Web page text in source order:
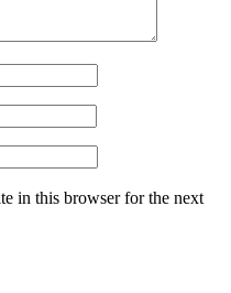
in this browser for the next